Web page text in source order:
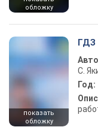
обложку
показать
обложку
ГДЗ
С.
Год: